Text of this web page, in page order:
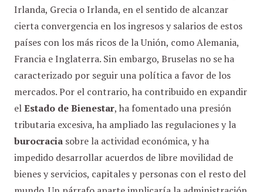
Irlanda, Grecia o Irlanda, en el sentido de alcanzar
cierta convergencia en los ingresos y salarios de estos
países con los más ricos de la Unión, como Alemania,
Francia e Inglaterra. Sin embargo, Bruselas no se ha
caracterizado por seguir una política a favor de los
mercados. Por el contrario, ha contribuido en expandir
elEstado de Bienestar, ha fomentado una presión
tributaria excesiva, ha ampliado las regulaciones y la
burocracia sobre la actividad económica, y ha
impedido desarrollar acuerdos de libre movilidad de
bienes y servicios, capitales y personas con el resto del